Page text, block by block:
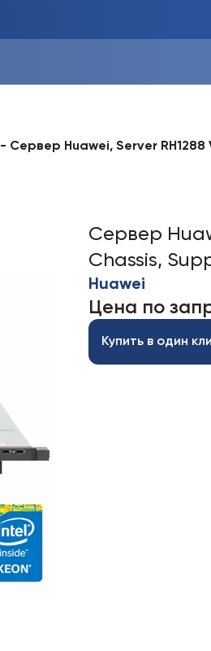
- Сервер Huawei, Server RH1288
Сервер
Chassis,
Huawei
Цена по
Купить в один